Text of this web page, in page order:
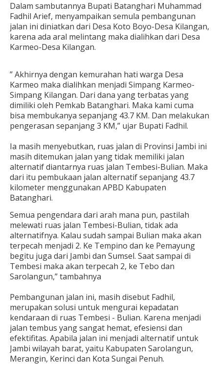
Dalam sambutannya Bupati Batanghari Muhammad
Fadhil Arief, menyampaikan semula pembangunan
jalan ini diniatkan dari Desa Koto Boyo-Desa Kilangan,
karena ada aral melintang maka dialihkan dari Desa
Karmeo-Desa Kilangan.
” Akhirnya dengan kemurahan hati warga Desa
Karmeo maka dialihkan menjadi Simpang Karmeo-
Simpang Kilangan. Dari dana yang terbatas yang
dimiliki oleh Pemkab Batanghari. Maka kami cuma
bisa membukanya sepanjang 43.7 KM. Dan melakukan
pengerasan sepanjang 3 KM,” ujar Bupati Fadhil.
Ia masih menyebutkan, ruas jalan di Provinsi Jambi ini
masih ditemukan jalan yang tidak memiliki jalan
alternatif diantarnya ruas jalan Tembesi-Bulian. Maka
dari itu pembukaan jalan alternatif sepanjang 43.7
kilometer menggunakan APBD Kabupaten
Batanghari.
Semua pengendara dari arah mana pun, pastilah
melewati ruas jalan Tembesi-Bulian, tidak ada
alternatifnya. Kalau sudah sampai Bulian maka akan
terpecah menjadi 2. Ke Tempino dan ke Pemayung
begitu juga dari Jambi dan Sumsel. Saat sampai di
Tembesi maka akan terpecah 2, ke Tebo dan
Sarolangun,” tambahnya
Pembangunan jalan ini, masih disebut Fadhil,
merupakan solusi untuk mengurai kepadatan
kendaraan di ruas Tembesi - Bulian. Karena menjadi
jalan tembus yang sangat hemat, efesiensi dan
efektifitas. Apabila jalan ini menjadi alternatif untuk
Jambi wilayah barat, yaitu Kabupaten Sarolangun,
Merangin, Kerinci dan Kota Sungai Penuh.